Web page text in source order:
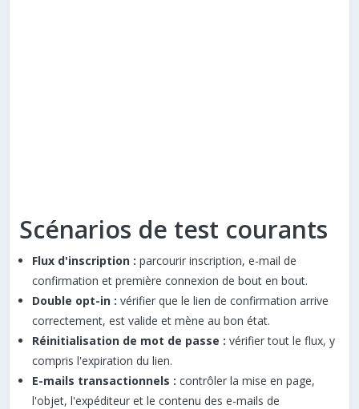
Scénarios de test courants
Flux d'inscription : parcourir inscription, e-mail de
confirmation et première connexion de bout en bout.
Double opt-in : vérifier que le lien de confirmation arrive
correctement, est valide et mène au bon état.
Réinitialisation de mot de passe : vérifier tout le flux, y
compris l'expiration du lien.
E-mails transactionnels : contrôler la mise en page,
l'objet, l'expéditeur et le contenu des e-mails de